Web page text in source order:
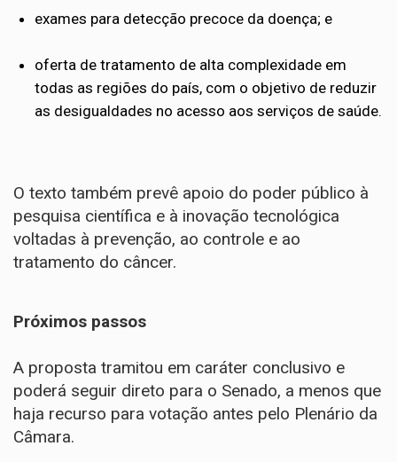
exames para detecção precoce da doença; e
oferta de tratamento de alta complexidade em
todas as regiões do país, com o objetivo de reduzir
as desigualdades no acesso aos serviços de saúde.
O texto também prevê apoio do poder público à
pesquisa científica e à inovação tecnológica
voltadas à prevenção, ao controle e ao
tratamento do câncer.
Próximos passos
A proposta tramitou em caráter conclusivo e
poderá seguir direto para o Senado, a menos que
haja recurso para votação antes pelo Plenário da
Câmara.